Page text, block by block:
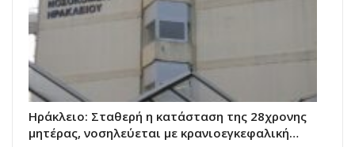
Ηράκλειο: Σταθερή η κατάσταση της 28χρονης
μητέρας, νοσηλεύεται με κρανιοεγκεφαλική…